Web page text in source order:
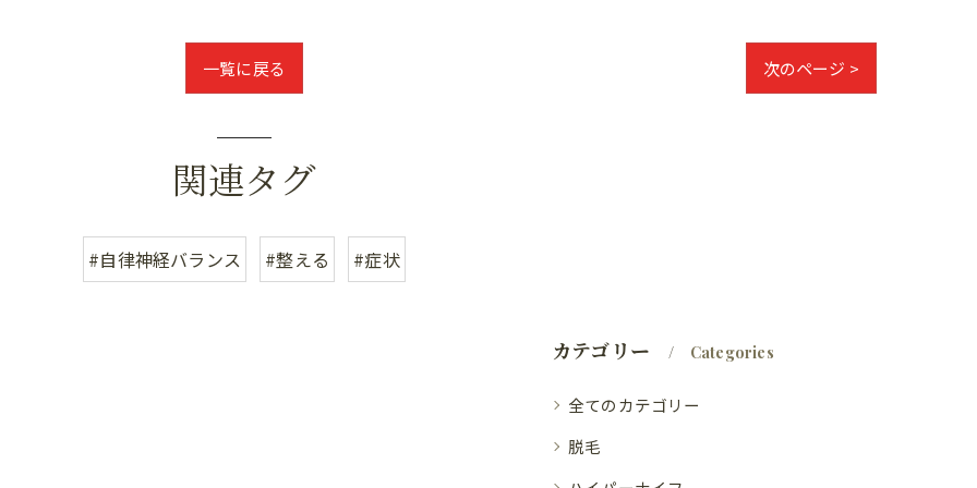
一覧に戻る 次のページ >
関連タグ
#自律神経バランス #整える #症状
カテゴリー Categories
全てのカテゴリー
脱毛